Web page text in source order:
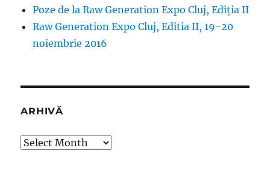
Poze de la Raw Generation Expo Cluj, Ediția II
Raw Generation Expo Cluj, Editia II, 19-20
noiembrie 2016
ARHIVĂ
Arhivă